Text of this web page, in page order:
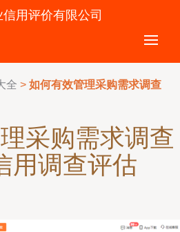
用评价有限公司
全 > 如何有效管理采购需求调查
采购需求调查
用调查评估